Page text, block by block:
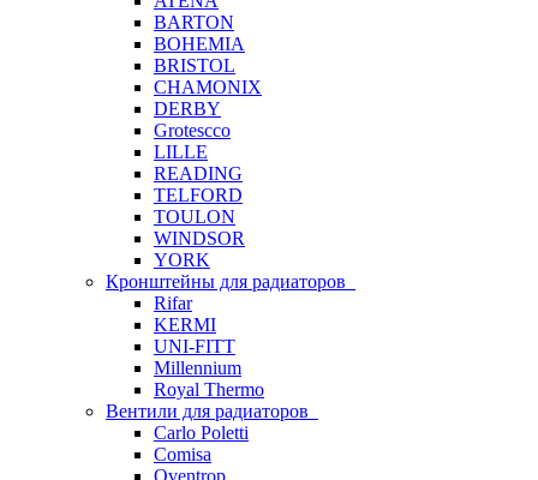
BARTON
BOHEMIA
BRISTOL
CHAMONIX
DERBY
Grotescco
LILLE
READING
TELFORD
TOULON
WINDSOR
YORK
Кронштейны для радиаторов
Rifar
KERMI
UNI-FITT
Millennium
Royal Thermo
Вентили для радиаторов
Carlo Poletti
Comisa
Oventrop